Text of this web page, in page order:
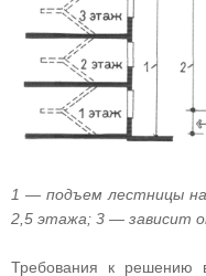
1 — подъем лестницы
2,5 этажа; 3 — зависит
Требования к решению